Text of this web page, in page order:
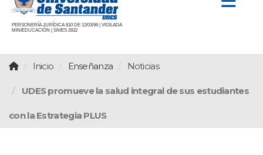
PERSONERÍA JURÍDICA 810 DE 12/03/96 | VIGILADA
MINIEDUCACIÓN | SNIES 2832
Inicio Enseñanza Noticias
UDES promueve la salud integral de sus estudiantes
con la Estrategia PLUS